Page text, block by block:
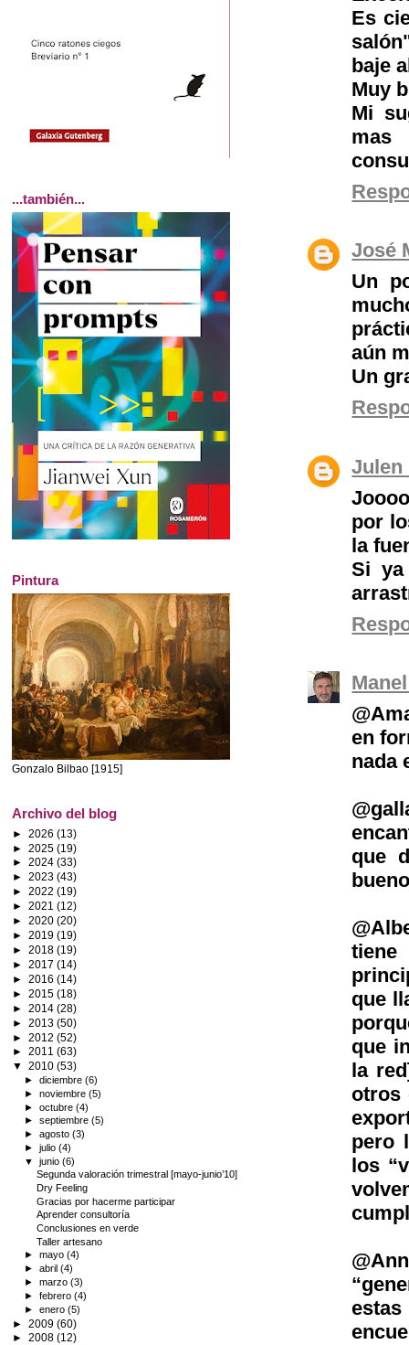
Es
baje
Muy
Mi
mas
José
Un
aún
Un
Julen
por
la
Si
en
nada
que
que
que
la
otros
pero
los
...también...
Pintura
Gonzalo Bilbao [1915]
Archivo del blog
► 2026 (13)
► 2025 (19)
► 2024 (33)
► 2023 (43)
► 2022 (19)
► 2021 (12)
► 2020 (20)
► 2019 (19)
► 2018 (19)
► 2017 (14)
► 2016 (14)
► 2015 (18)
► 2014 (28)
► 2013 (50)
► 2012 (52)
► 2011 (63)
▼ 2010 (53)
►diciembre(6)
►noviembre(5)
►octubre(4)
►septiembre(5)
►agosto(3)
►julio(4)
▼junio(6)
Segunda valoración trimestral [mayo-junio’10]
Dry Feeling
Gracias por hacerme participar
Aprender consultoría
Conclusiones en verde
Taller artesano
►mayo(4)
►abril(4)
►marzo(3)
►febrero(4)
►enero(5)
► 2009 (60)
► 2008 (12)